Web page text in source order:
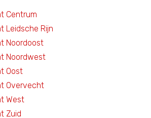
Centrum
Leidsche Rijn
Noordoost
Noordwest
Oost
Overvecht
West
Zuid